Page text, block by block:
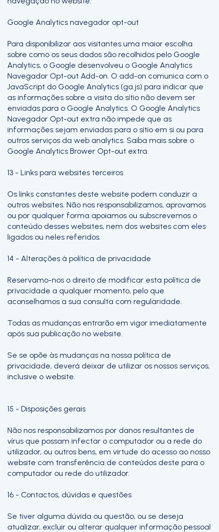
Google Analytics navegador opt-out
Para disponibilizar aos visitantes uma maior escolha
sobre como os seus dados são recolhidos pelo Google
Analytics, o Google desenvolveu o Google Analytics
Navegador Opt-out Add-on. O add-on comunica com o
JavaScript do Google Analytics (ga.js) para indicar que
as informações sobre a visita do sítio não devem ser
enviadas para o Google Analytics. O Google Analytics
Navegador Opt-out extra não impede que as
informações sejam enviadas para o sítio em si ou para
outros serviços da web analytics. Saiba mais sobre o
Google Analytics Brower Opt-out extra.
13 - Links para websites terceiros
Os links constantes deste website podem conduzir a
outros websites. Não nos responsabilizamos, aprovamos
ou por qualquer forma apoiamos ou subscrevemos o
conteúdo desses websites, nem dos websites com eles
ligados ou neles referidos.
14 - Alterações à política de privacidade
Reservamo-nos o direito de modificar esta política de
privacidade a qualquer momento, pelo que
aconselhamos a sua consulta com regularidade.
Todas as mudanças entrarão em vigor imediatamente
após sua publicação no website.
Se se opõe às mudanças na nossa política de
privacidade, deverá deixar de utilizar os nossos serviços,
inclusive o website.
15 - Disposições gerais
Não nos responsabilizamos por danos resultantes de
vírus que possam infectar o computador ou a rede do
utilizador, ou outros bens, em virtude do acesso ao nosso
website com transferência de conteúdos deste para o
computador ou rede do utilizador.
16 - Contactos, dúvidas e questões
Se tiver alguma dúvida ou questão, ou se deseja
atualizar, excluir ou alterar qualquer informação pessoal